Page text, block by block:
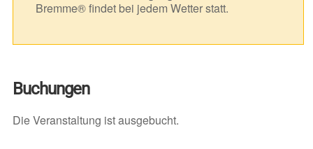
Bremme® findet bei jedem Wetter statt.
Buchungen
Die Veranstaltung ist ausgebucht.